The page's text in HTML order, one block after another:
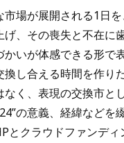
市場が展開される1日
げ、その喪失と不在に
かいが体感できる形で
し合える時間を作り
なく、表現の交換市と
の意義、経緯などを
とクラウドファンデ